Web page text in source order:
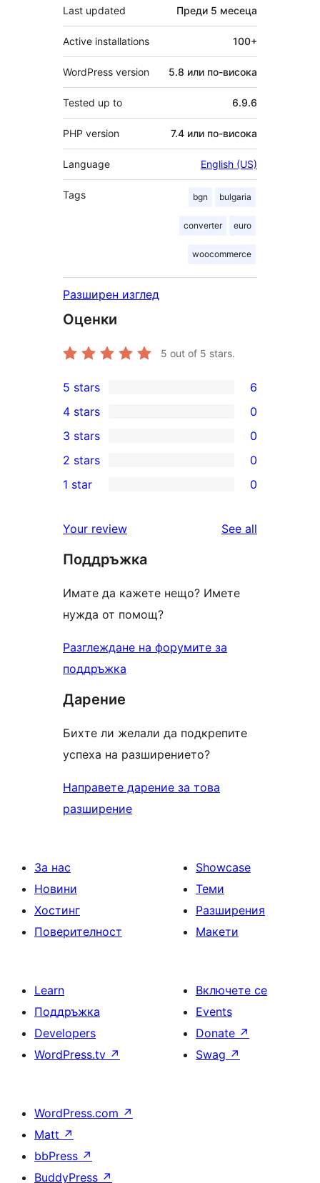
Last updated Преди 5 месеца
Active installations 100+
WordPress version 5.8 или по-висока
Tested up to 6.9.6
PHP version 7.4 или по-висока
Language English (US)
Tags bgn bulgaria
converter euro
woocommerce
Разширен изглед
Оценки
5 out of 5 stars.
6
5-
star
reviews
5 stars 6
4-
star
reviews
4 stars 0
0
3-
star
3 stars 0
2-
reviews
2 stars 0
star
reviews
1 star 0
Your review See all
Поддръжка
Имате да кажете нещо? Имете
нужда от помощ?
Разглеждане на форумите за
поддръжка
Дарение
Бихте ли желали да подкрепите
успеха на разширението?
Направете дарение за това
разширение
За нас
Новини
Хостинг
Поверителност
Showcase
Теми
Разширения
Макети
Learn
Поддръжка
Developers
WordPress.tv ↗
Включете се
Events
Donate ↗
Swag ↗
WordPress.com ↗
Matt ↗
bbPress ↗
BuddyPress ↗